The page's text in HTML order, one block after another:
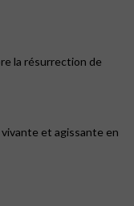
la résurrection de
et agissante en